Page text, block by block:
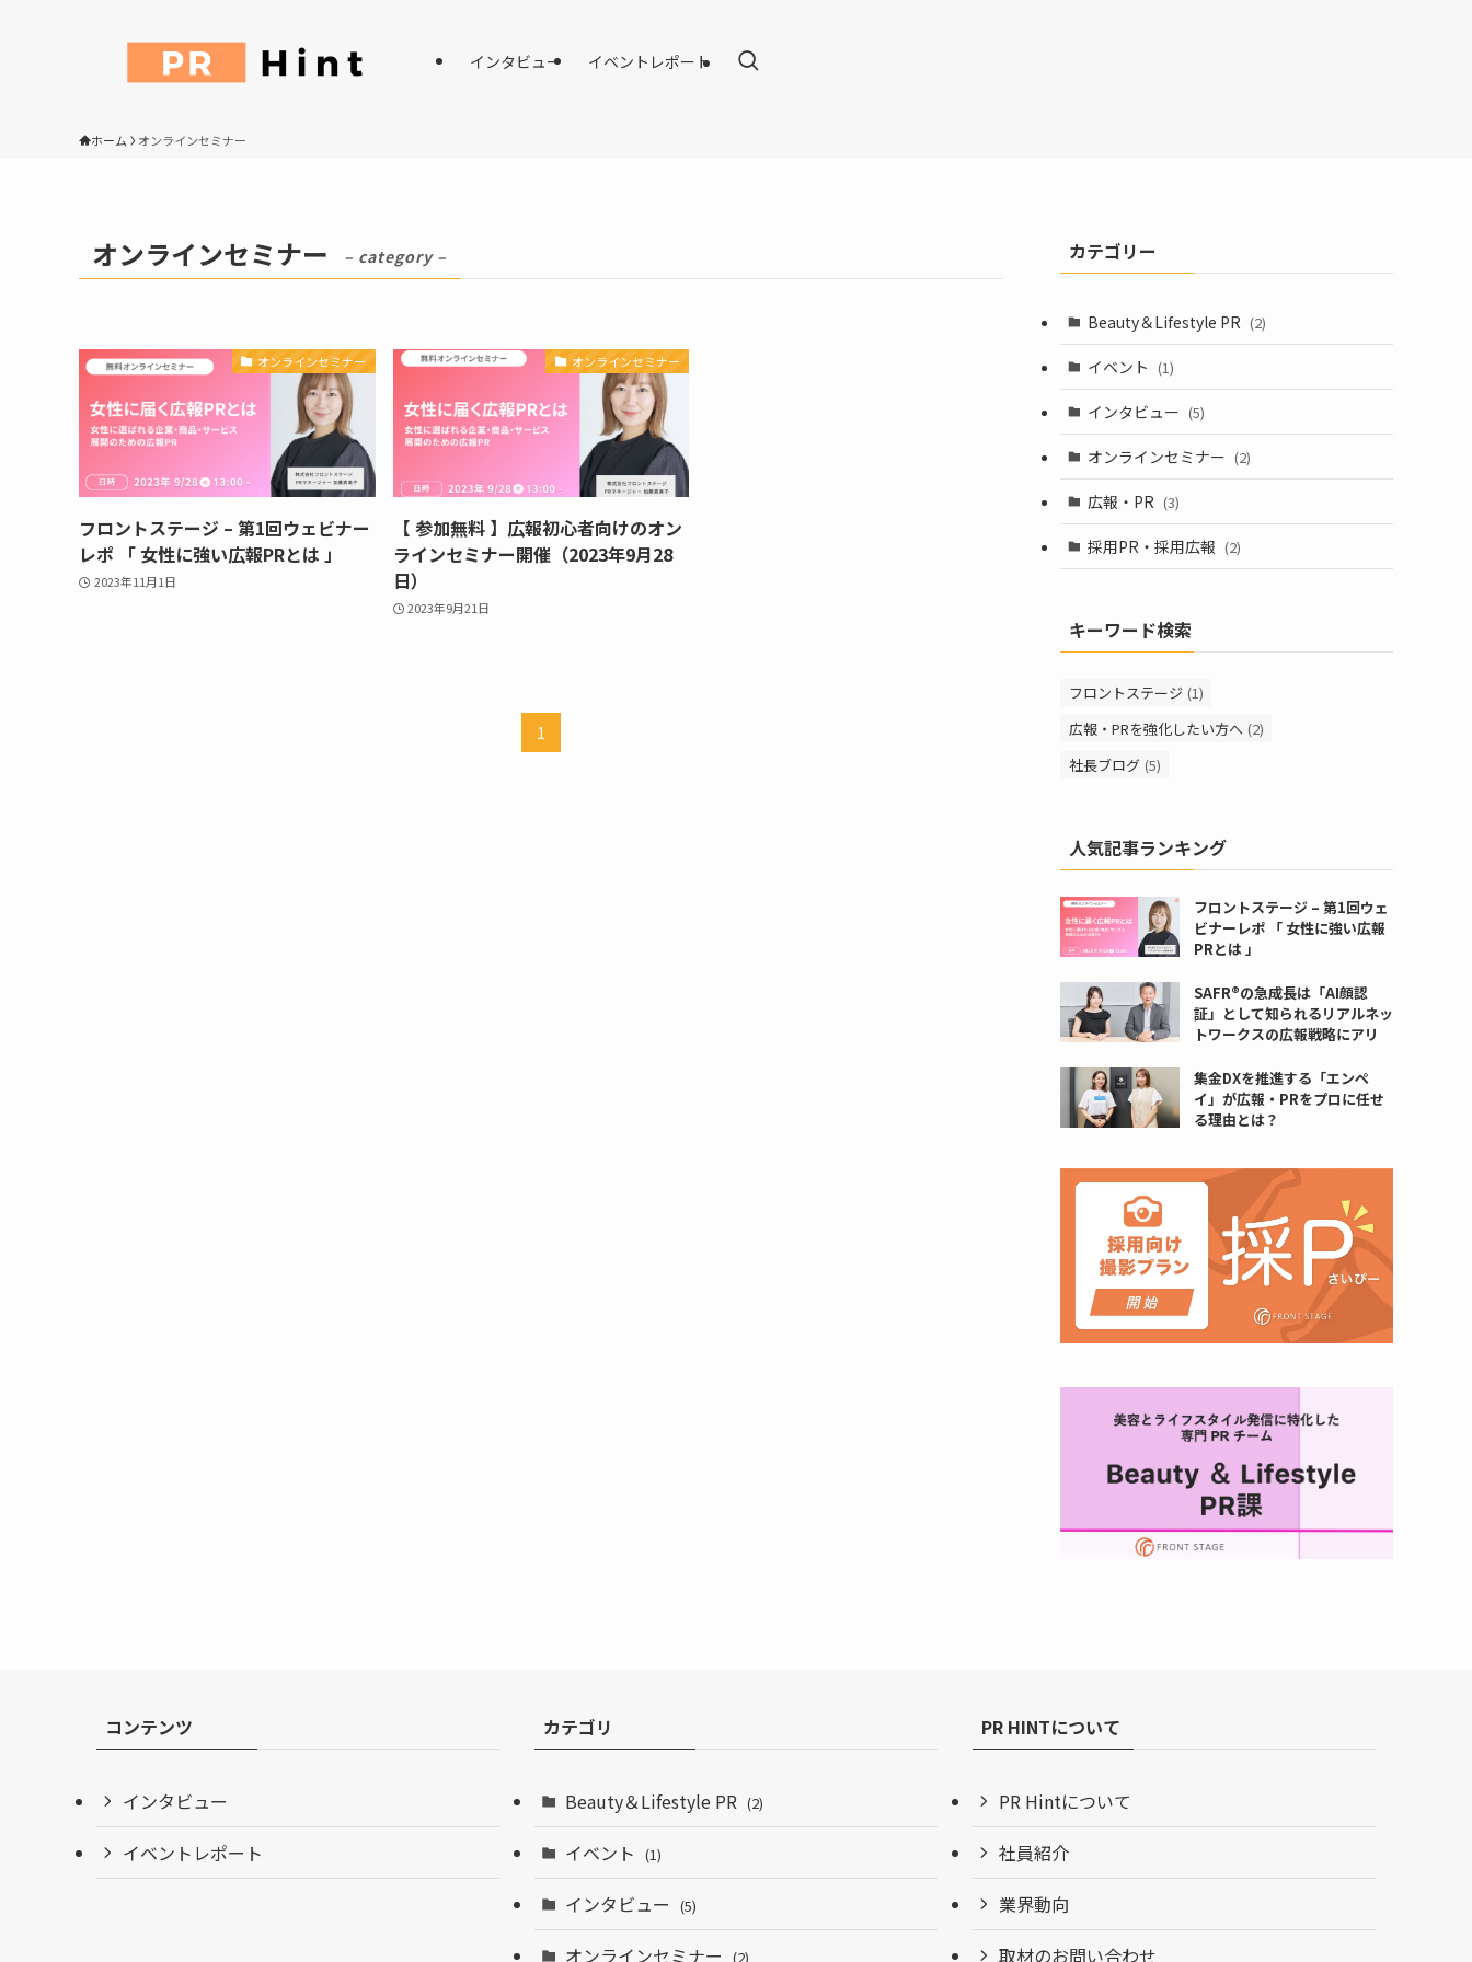
インタビュー イベントレポート
ホーム オンラインセミナー
オンラインセミナー – category –
オンラインセミナー
フロントステージ – 第1回ウェビナー
レポ 「 女性に強い広報PRとは 」
2023年11月1日
オンラインセミナー
【 参加無料 】広報初心者向けのオン
ラインセミナー開催（2023年9月28
日）
2023年9月21日
1
カテゴリー
Beauty＆Lifestyle PR (2)
イベント (1)
インタビュー (5)
オンラインセミナー (2)
広報・PR (3)
採用PR・採用広報 (2)
キーワード検索
フロントステージ (1)
広報・PRを強化したい方へ (2)
社長ブログ (5)
人気記事ランキング
フロントステージ – 第1回ウェ
ビナーレポ 「 女性に強い広報
PRとは 」
SAFR®️の急成長は「AI顔認
証」として知られるリアルネッ
トワークスの広報戦略にアリ
集金DXを推進する「エンペ
イ」が広報・PRをプロに任せ
る理由とは？
コンテンツ
インタビュー
イベントレポート
カテゴリ
Beauty＆Lifestyle PR (2)
イベント (1)
インタビュー (5)
オンラインセミナー (2)
PR HINTについて
PR Hintについて
社員紹介
業界動向
取材のお問い合わせ